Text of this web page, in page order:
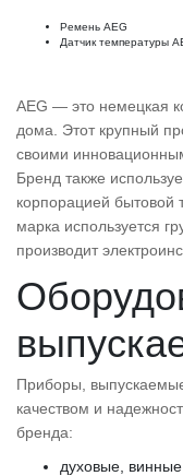
Ремень AEG
Датчик температуры
AEG — это немецкая
дома. Этот крупный
своими
Бренд также
корпорацией бытовой
марка используется
производит
Приборы,
качеством и
бренда:
духовые,